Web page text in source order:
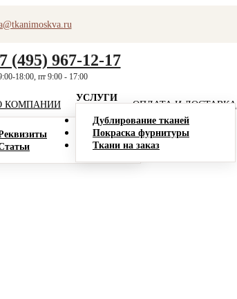
(495) 967-12-17
18:00, пт 9:00 - 17:00
КОМПАНИИ
УСЛУГИ
Дублирование тканей
Покраска фурнитуры
Ткани на заказ
ОПЛАТА И ДОСТАВКА